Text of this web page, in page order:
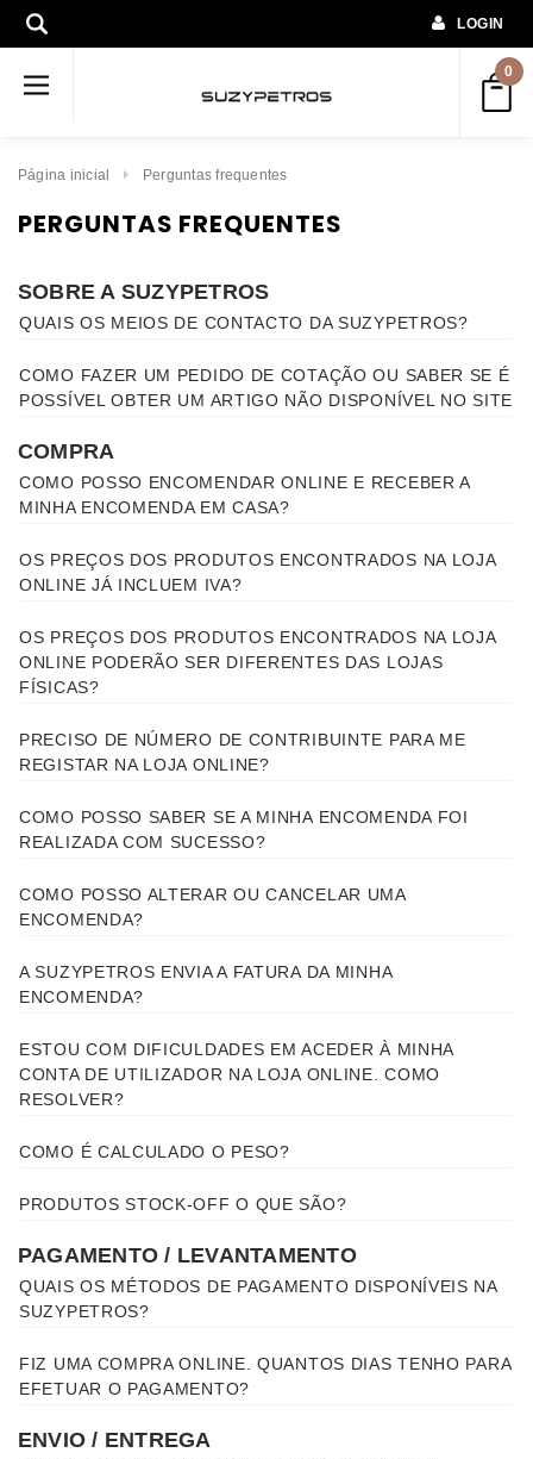
LOGIN
0
Página inicial Perguntas frequentes
PERGUNTAS FREQUENTES
SOBRE A SUZYPETROS
QUAIS OS MEIOS DE CONTACTO DA SUZYPETROS?
COMO FAZER UM PEDIDO DE COTAÇÃO OU SABER SE É
POSSÍVEL OBTER UM ARTIGO NÃO DISPONÍVEL NO SITE
COMPRA
COMO POSSO ENCOMENDAR ONLINE E RECEBER A
MINHA ENCOMENDA EM CASA?
OS PREÇOS DOS PRODUTOS ENCONTRADOS NA LOJA
ONLINE JÁ INCLUEM IVA?
OS PREÇOS DOS PRODUTOS ENCONTRADOS NA LOJA
ONLINE PODERÃO SER DIFERENTES DAS LOJAS
FÍSICAS?
PRECISO DE NÚMERO DE CONTRIBUINTE PARA ME
REGISTAR NA LOJA ONLINE?
COMO POSSO SABER SE A MINHA ENCOMENDA FOI
REALIZADA COM SUCESSO?
COMO POSSO ALTERAR OU CANCELAR UMA
ENCOMENDA?
A SUZYPETROS ENVIA A FATURA DA MINHA
ENCOMENDA?
ESTOU COM DIFICULDADES EM ACEDER À MINHA
CONTA DE UTILIZADOR NA LOJA ONLINE. COMO
RESOLVER?
COMO É CALCULADO O PESO?
PRODUTOS STOCK-OFF O QUE SÃO?
PAGAMENTO / LEVANTAMENTO
QUAIS OS MÉTODOS DE PAGAMENTO DISPONÍVEIS NA
SUZYPETROS?
FIZ UMA COMPRA ONLINE. QUANTOS DIAS TENHO PARA
EFETUAR O PAGAMENTO?
ENVIO / ENTREGA